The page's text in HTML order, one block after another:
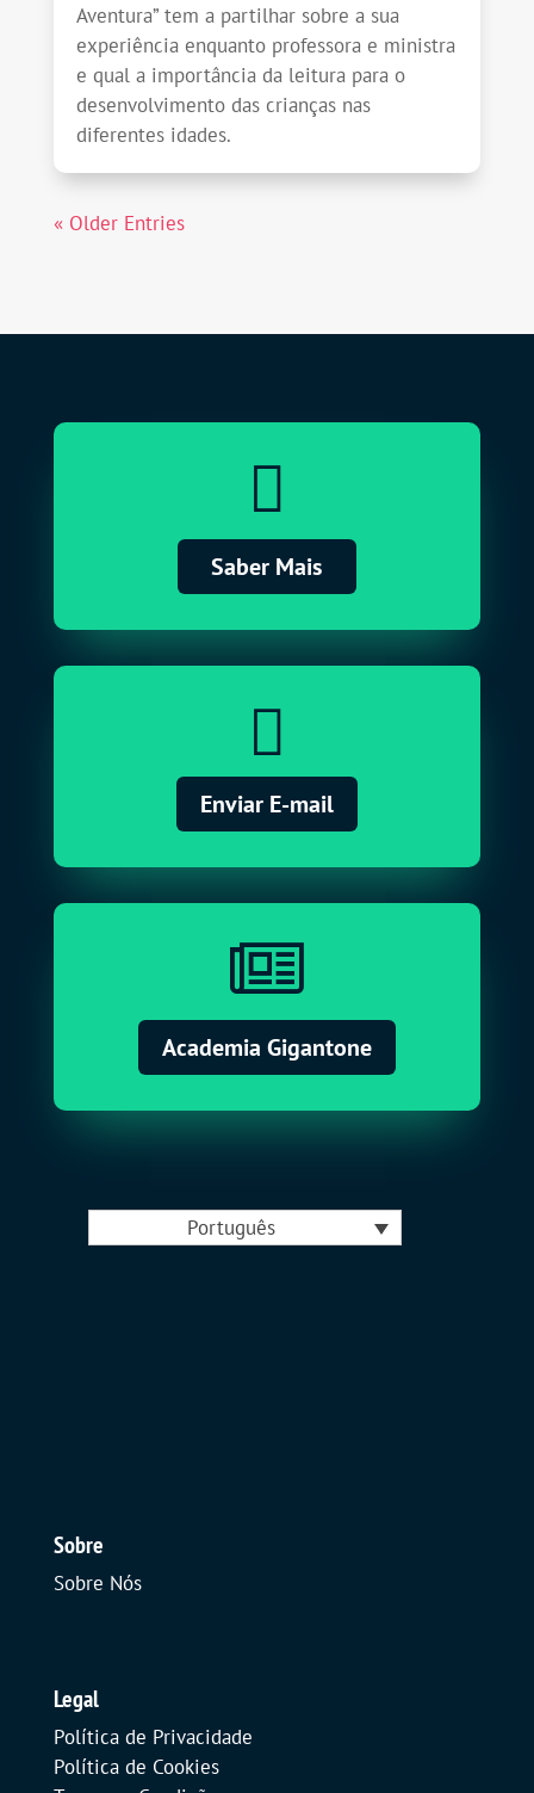
Aventura” tem a partilhar sobre a sua
experiência enquanto professora e ministra
e qual a importância da leitura para o
desenvolvimento das crianças nas
diferentes idades.
« Older Entries

Saber Mais

Enviar E-mail

Academia Gigantone
Português
Sobre
Sobre Nós
Legal
Política de Privacidade
Política de Cookies